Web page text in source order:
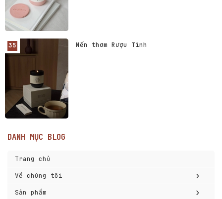
Nến thơm Rượu Tình
DANH MỤC BLOG
Trang chủ
Về chúng tôi
›
Sản phẩm ›